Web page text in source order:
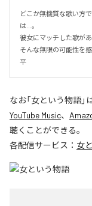
どこか無機質な歌い方
は…。
彼女にマッチした歌が
そんな無限の可能性を
平
なお「女という物語」
YouTube Music、
聴くことができる。
各配信サービス： 女